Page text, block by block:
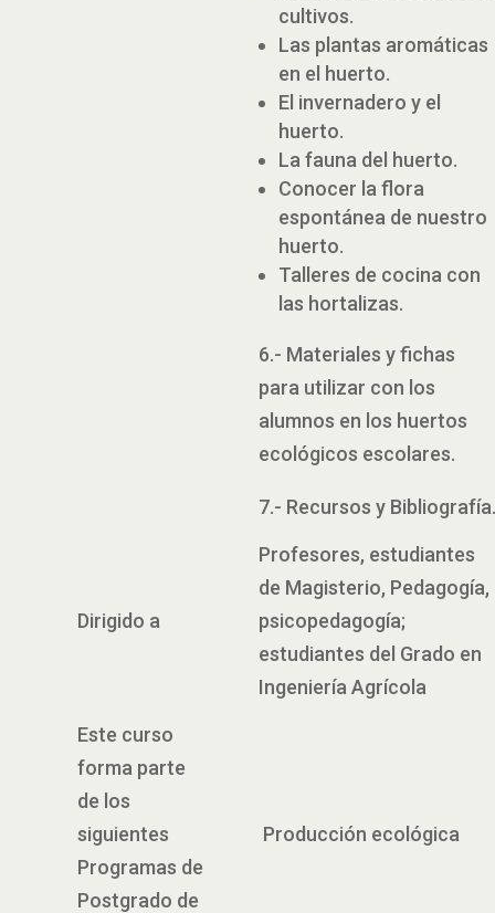
cultivos.
Las plantas aromáticas
en el huerto.
El invernadero y el
huerto.
La fauna del huerto.
Conocer la flora
espontánea de nuestro
huerto.
Talleres de cocina con
las hortalizas.
6.- Materiales y fichas
para utilizar con los
alumnos en los huertos
ecológicos escolares.
7.- Recursos y Bibliografía.
Dirigido a
Profesores, estudiantes
de Magisterio, Pedagogía,
psicopedagogía;
estudiantes del Grado en
Ingeniería Agrícola
Este curso
forma parte
de los
siguientes
Programas de
Postgrado de
Producción ecológica